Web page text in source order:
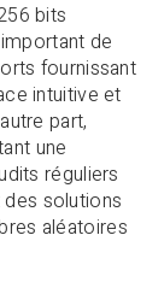
bits
de
fournissant
intuitive et
part,
une
réguliers
solutions
aléatoires